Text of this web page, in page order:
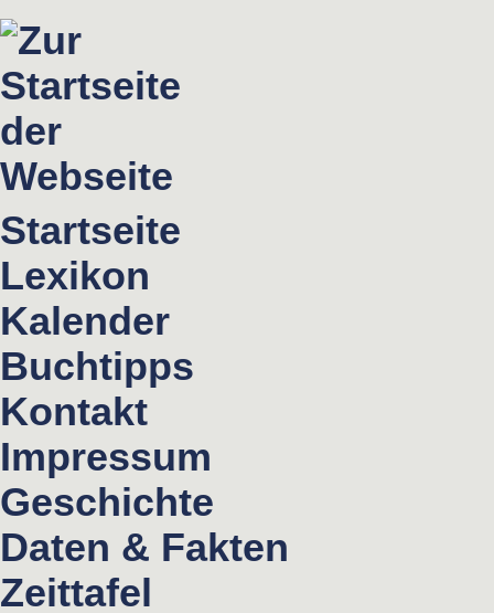
Startseite
Lexikon
Kalender
Buchtipps
Kontakt
Impressum
Geschichte
Daten & Fakten
Zeittafel